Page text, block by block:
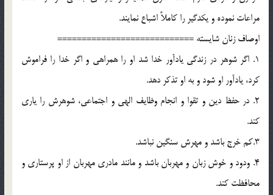
مراعات نموده و يكدگير را كاملاً اشباع نمايند.
اوصاف زنان شايسته ============================
1. اگر شوهر در زندگي يادآور خدا شد او را همراهي و اگر خدا را فراموش
كرد، يادآور او شود و به او تذكر دهد.
2. در حفظ دين و تقوا و انجام وظايف الهي و اجتماعي، شوهرش را ياري
كند.
3.كم خرج باشد و مهرش سنگين نباشد.
4. ودود و خوش زبان و مهربان باشد و مانند مادري مهربان از او پرستاري و
محافظت كند.